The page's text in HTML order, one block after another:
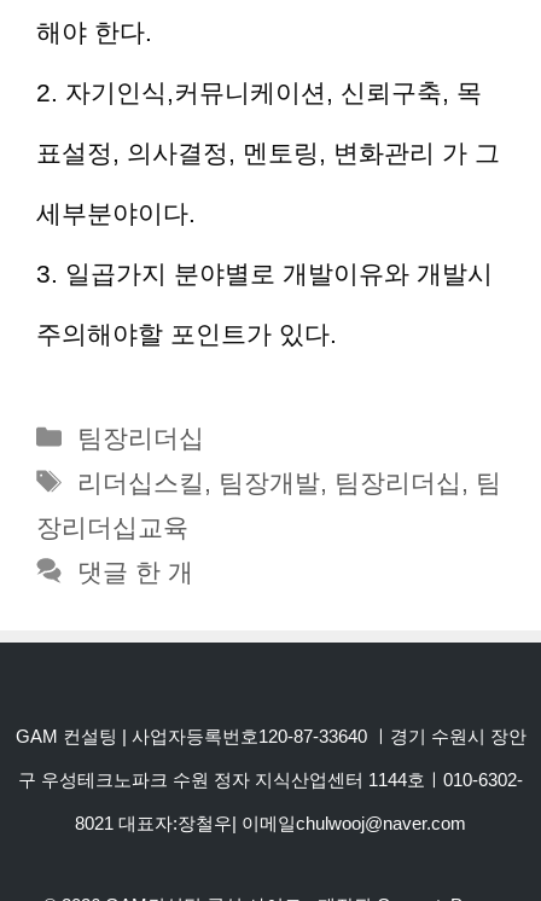
해야 한다.
2. 자기인식,커뮤니케이션, 신뢰구축, 목
표설정, 의사결정, 멘토링, 변화관리 가 그
세부분야이다.
3. 일곱가지 분야별로 개발이유와 개발시
주의해야할 포인트가 있다.
카
테
리
팀장리더십
태
그
리더십스킬 , 팀장개발, 팀장리더십 , 팀
장리더십교육
댓글 한 개
GAM 컨설팅 | 사업자등록번호120-87-33640 ㅣ경기 수원시 장안
구 우성테크노파크 수원 정자 지식산업센터 1144호ㅣ010-6302-
8021 대표자:장철우| 이메일chulwooj@naver.com